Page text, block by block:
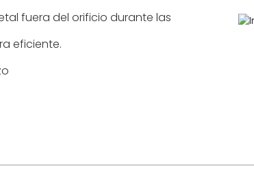
fuera del orificio durante las
eficiente.